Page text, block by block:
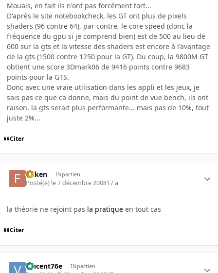
Mouais, en fait ils n'ont pas forcément tort...
D'après le site notebookcheck, les GT ont plus de pixels
shaders (96 contre 64), par contre, le core speed (donc la
fréquence du gpu si je comprend bien) est de 500 au lieu de
600 sur la gts et la vitesse des shaders est encore à l'avantage
de la gts (1500 contre 1250 pour la GT). Du coup, la 9800M GT
obtient une score 3Dmark06 de 9416 points contre 9683
points pour la GTS.
Donc avec une vraie utilisation dans les appli et les jeux, je
sais pas ce que ca donne, mais du point de vue bench, ils ont
raison, la gts serait plus performante... mais pas de 10%, tout
juste 2%...
Citer
folken INpactien
Posté(e) le 7 décembre 200817 a
la théorie ne rejoint pas la pratique en tout cas
Citer
vincent76e INpactien